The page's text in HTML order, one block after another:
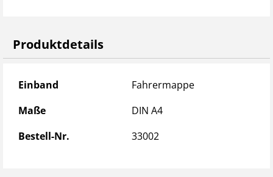
Produktdetails
Produktdetails
Einband
Fahrermappe
Maße
DIN A4
Bestell-Nr.
33002